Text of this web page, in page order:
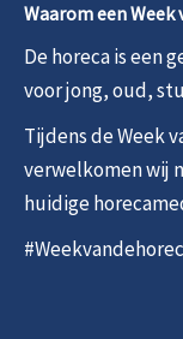
Waarom een Week
De horeca is een
voor jong, oud,
Tijdens de Week
verwelkomen wij
huidige